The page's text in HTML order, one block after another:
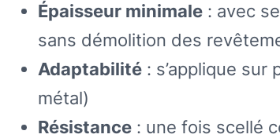
Épaisseur minimale : avec
sans démolition des
Adaptabilité : s’applique
métal)
Résistance : une fois scellé